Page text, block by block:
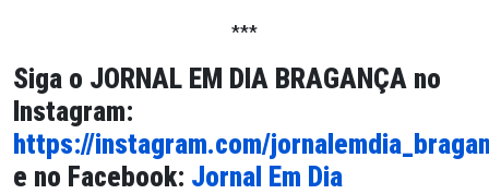
***
Siga o JORNAL EM DIA BRAGANÇA no
Instagram:
https://instagram.com/
e no Facebook: Jornal Em Dia